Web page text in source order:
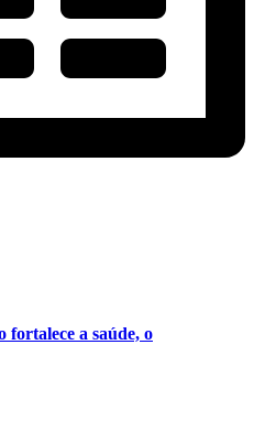
fortalece a saúde, o